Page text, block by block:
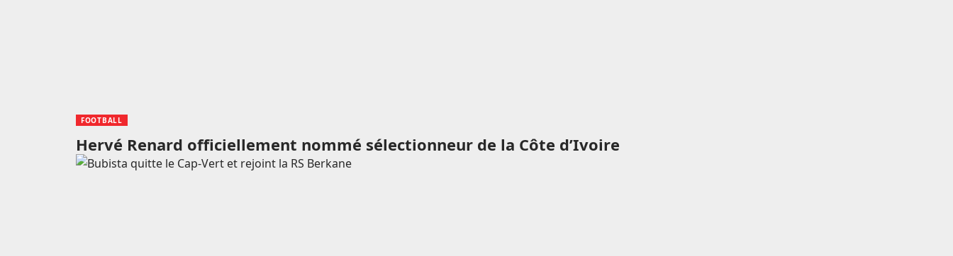
FOOTBALL
Hervé Renard officiellement nommé sélectionneur de la Côte d’Ivoire